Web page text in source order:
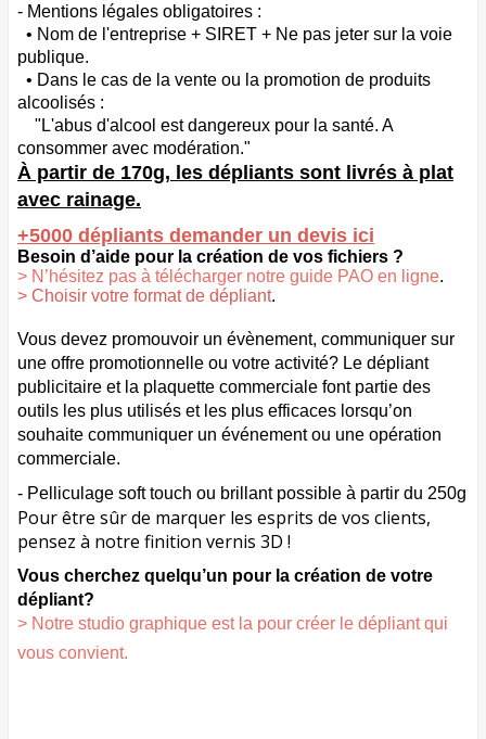
- Mentions légales obligatoires :
• Nom de l'entreprise + SIRET + Ne pas jeter sur la voie
publique.
• Dans le cas de la vente ou la promotion de produits
alcoolisés :
"L'abus d'alcool est dangereux pour la santé. A
consommer avec modération."
À partir de 170g, les dépliants sont livrés à plat
avec rainage.
+5000 dépliants demander un devis ici
Besoin d’aide pour la création de vos fichiers ?
> N’hésitez pas à télécharger notre guide PAO en ligne.
> Choisir votre format de dépliant.
Vous devez promouvoir un évènement, communiquer sur
une offre promotionnelle ou votre activité? Le dépliant
publicitaire et la plaquette commerciale font partie des
outils les plus utilisés et les plus efficaces lorsqu’on
souhaite communiquer un événement ou une opération
commerciale.
- Pelliculage soft touch ou brillant possible à partir du 250g
Pour être sûr de marquer les esprits de vos clients,
pensez à notre finition vernis 3D !
Vous cherchez quelqu’un pour la création de votre
dépliant?
> Notre studio graphique est la pour créer le dépliant qui
vous convient.